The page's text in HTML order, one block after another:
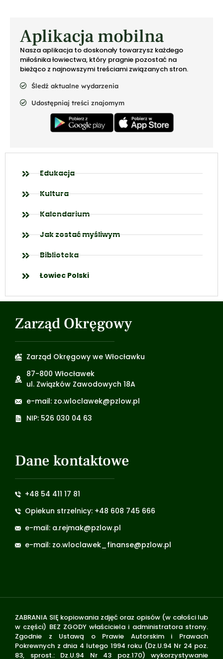
Aplikacja mobilna
Nasza aplikacja to doskonały towarzysz każdego
miłośnika łowiectwa, który pragnie pozostać na
bieżąco z najnowszymi treściami związanych stron.
Śledź aktualne wydarzenia
Udostępniaj treści znajomym
Edukacja
Kultura
Kalendarium
Jak zostać myśliwym
Biblioteka
Łowiec Polski
Zarząd Okręgowy
Zarząd Okręgowy we Włocławku
87-800 Włocławek
ul. Związków Zawodowych 18A
e-mail: zo.wloclawek@pzlow.pl
NIP: 526 030 04 63
Dane kontaktowe
+48 54 411 17 81
Opiekun strzelnicy: +48 608 745 666
e-mail: a.rejmak@pzlow.pl
e-mail: zo.wloclawek_finanse@pzlow.pl
ZABRANIA SIĘ kopiowania zdjęć oraz opisów (w całości lub
w części) BEZ ZGODY właściciela i administratora strony.
Zgodnie z Ustawą o Prawie Autorskim i Prawach
Pokrewnych z dnia 4 lutego 1994 roku (Dz.U.94 Nr 24 poz.
83, sprost.: Dz.U.94 Nr 43 poz.170) wykorzystywanie